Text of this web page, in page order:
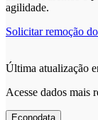
agilidade.
Solicitar remoção
Última atualização
Acesse dados mais
Econodata